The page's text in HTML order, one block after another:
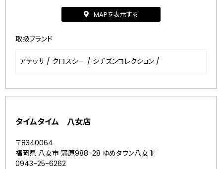
MAPを表示する
取扱ブランド
アテッサ / クロスシー / シチズンコレクション /
タイムタイム 八女店
〒8340064
福岡県 八女市 蒲原988-28 ゆめタウン八女 1F
0943-25-6262